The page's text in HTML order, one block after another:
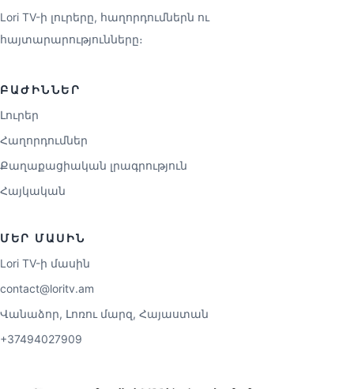
Lori TV-ի լուրերը, հաղորդումներն ու
հայտարարությունները։
ԲԱԺԻՆՆԵՐ
Լուրեր
Հաղորդումներ
Քաղաքացիական լրագրություն
Հայկական
ՄԵՐ ՄԱՍԻՆ
Lori TV-ի մասին
contact@loritv.am
Վանաձոր, Լոռու մարզ, Հայաստան
+37494027909